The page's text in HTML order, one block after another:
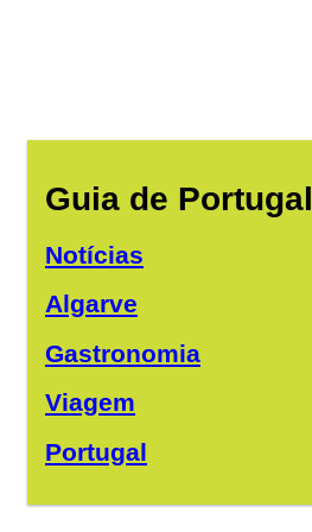
Guia de Portugal
Notícias
Algarve
Gastronomia
Viagem
Portugal